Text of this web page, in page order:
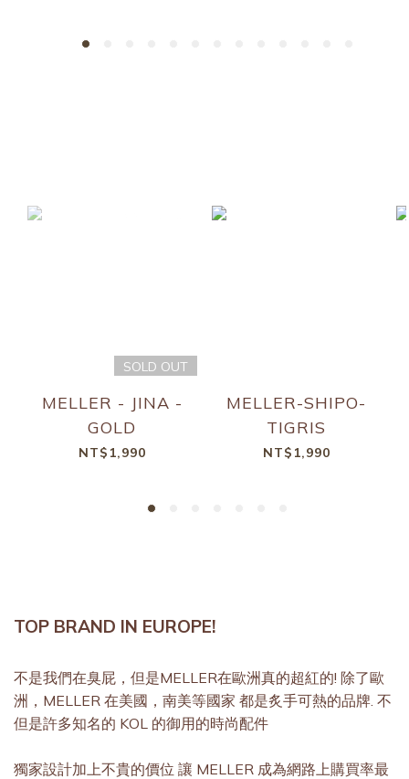
SOLD OUT
MELLER - JINA -
GOLD
NT$1,990
MELLER-SHIPO-
TIGRIS
NT$1,990
TOP BRAND IN EUROPE!
不是我們在臭屁，但是MELLER在歐洲真的超紅的! 除了歐
洲，MELLER 在美國，南美等國家 都是炙手可熱的品牌. 不
但是許多知名的 KOL 的御用的時尚配件
獨家設計加上不貴的價位 讓 MELLER 成為網路上購買率最